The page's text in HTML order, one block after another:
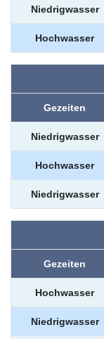
Niedrigwasser
Hochwasser
Gezeiten
Niedrigwasser
Hochwasser
Niedrigwasser
Gezeiten
Hochwasser
Niedrigwasser